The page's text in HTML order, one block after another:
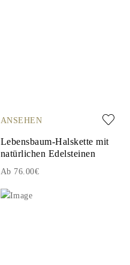
ANSEHEN
Lebensbaum-Halskette mit
natürlichen Edelsteinen
Ab 76.00€